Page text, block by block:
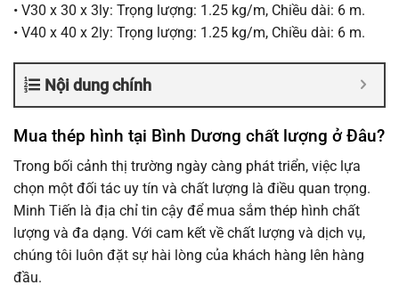
• V30 x 30 x 3ly: Trọng lượng: 1.25 kg/m, Chiều dài: 6 m.
• V40 x 40 x 2ly: Trọng lượng: 1.25 kg/m, Chiều dài: 6 m.
Nội dung chính
Mua thép hình tại Bình Dương chất lượng ở Đâu?
Trong bối cảnh thị trường ngày càng phát triển, việc lựa
chọn một đối tác uy tín và chất lượng là điều quan trọng.
Minh Tiến là địa chỉ tin cậy để mua sắm thép hình chất
lượng và đa dạng. Với cam kết về chất lượng và dịch vụ,
chúng tôi luôn đặt sự hài lòng của khách hàng lên hàng
đầu.